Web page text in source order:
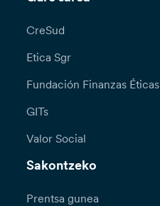
CreSud
Etica Sgr
Fundación Finanzas Éticas
GITs
Valor Social
Sakontzeko
Prentsa gunea